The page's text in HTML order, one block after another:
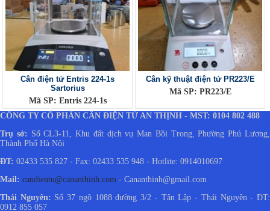
Cân điện tử Entris 224-1s
Sartorius
Mã SP: Entris 224-1s
Cân kỹ thuật điện tử PR223/E
Mã SP: PR223/E
CÔNG TY CỔ PHẦN CÂN ĐIỆN TỬ AN THỊNH - MST: 0104 802 488
Trụ sở: Số CL3-11, Khu đất dịch vụ Man Bồi Trong, Phường Phú Lương,
Thành Phố Hà Nội
ĐT: 02433 535 827 - Fax: 02433 535 948 - Hotlite: 0914010697
Mail: candientu@cananthinh.com - Cananthinh@gmail.com
Thái Nguyên: Số 37 ngõ 1088 đường 3/2 - Tân Lập - Thái Nguyên - ĐT:
0912 855 057